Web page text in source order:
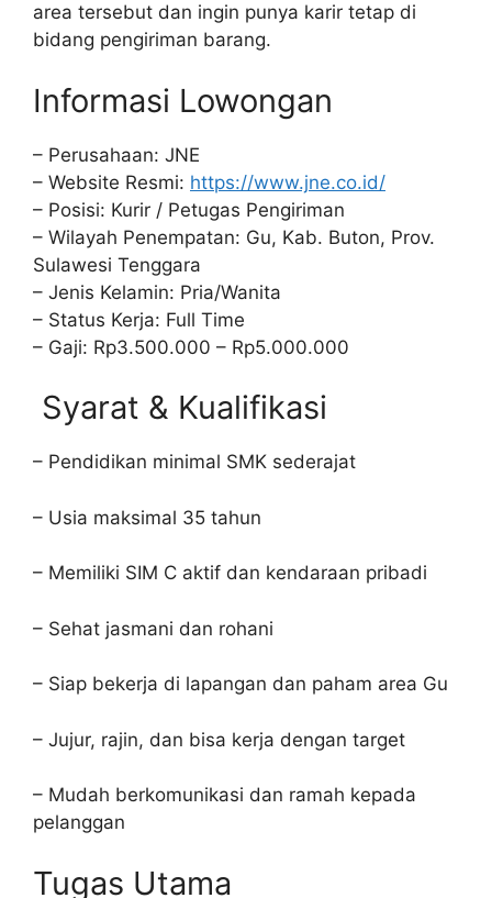
area tersebut dan ingin punya karir tetap di
bidang pengiriman barang.
Informasi Lowongan
– Perusahaan: JNE
– Website Resmi: https://www.jne.co.id/
– Posisi: Kurir / Petugas Pengiriman
– Wilayah Penempatan: Gu, Kab. Buton, Prov.
Sulawesi Tenggara
– Jenis Kelamin: Pria/Wanita
– Status Kerja: Full Time
– Gaji: Rp3.500.000 – Rp5.000.000
Syarat & Kualifikasi
– Pendidikan minimal SMK sederajat
– Usia maksimal 35 tahun
– Memiliki SIM C aktif dan kendaraan pribadi
– Sehat jasmani dan rohani
– Siap bekerja di lapangan dan paham area Gu
– Jujur, rajin, dan bisa kerja dengan target
– Mudah berkomunikasi dan ramah kepada
pelanggan
Tugas Utama